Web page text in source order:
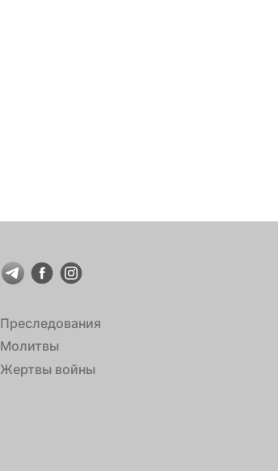
Преследования
Молитвы
Жертвы войны